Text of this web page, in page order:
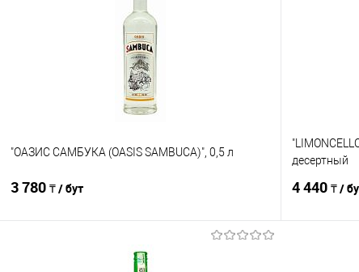
"ОАЗИС САМБУКА (OASIS SAMBUCA)", 0,5 л
3 780 ₸ / бут
В корзину
десертный
4 440 ₸ /